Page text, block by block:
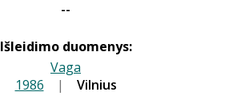
--
Išleidimo duomenys:
Vaga
1986 | Vilnius